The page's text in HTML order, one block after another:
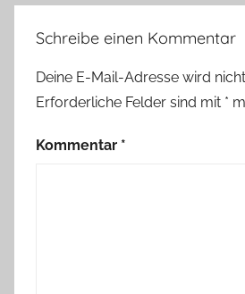
Schreibe einen Kommentar
Deine E-Mail-Adresse wird
Erforderliche Felder sind mit *
Kommentar *